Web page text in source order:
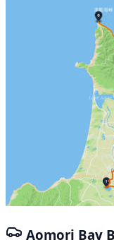
Aomori Bay